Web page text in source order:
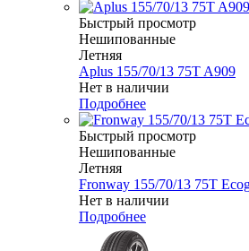
Быстрый просмотр
Нешипованные
Летняя
Aplus 155/70/13 75T A909
Нет в наличии
Подробнее
Быстрый просмотр
Нешипованные
Летняя
Fronway 155/70/13 75T
Нет в наличии
Подробнее